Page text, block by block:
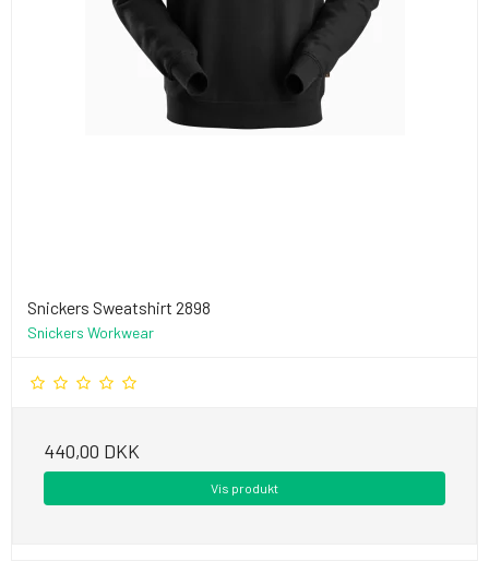
Snickers Sweatshirt 2898
Snickers Workwear
440,00 DKK
Vis produkt